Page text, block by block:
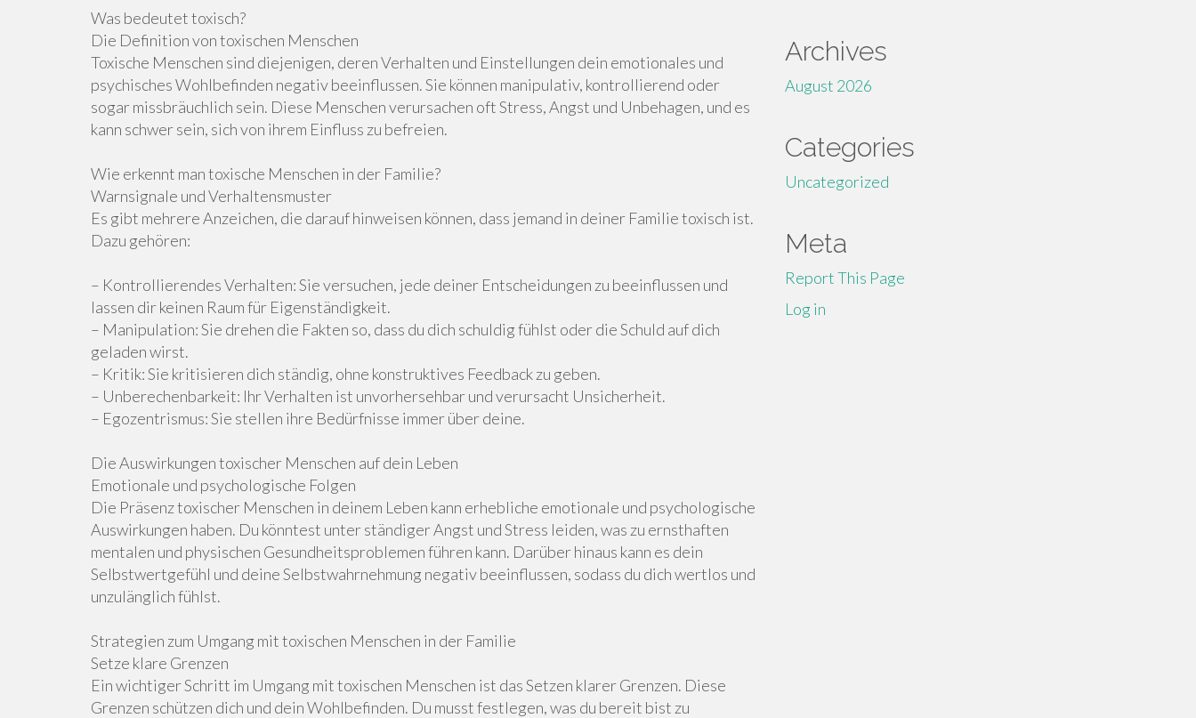
Was bedeutet toxisch?
Die Definition von toxischen Menschen
Toxische Menschen sind diejenigen, deren Verhalten und Einstellungen dein emotionales und
psychisches Wohlbefinden negativ beeinflussen. Sie können manipulativ, kontrollierend oder
sogar missbräuchlich sein. Diese Menschen verursachen oft Stress, Angst und Unbehagen, und es
kann schwer sein, sich von ihrem Einfluss zu befreien.
Wie erkennt man toxische Menschen in der Familie?
Warnsignale und Verhaltensmuster
Es gibt mehrere Anzeichen, die darauf hinweisen können, dass jemand in deiner Familie toxisch ist.
Dazu gehören:
– Kontrollierendes Verhalten: Sie versuchen, jede deiner Entscheidungen zu beeinflussen und
lassen dir keinen Raum für Eigenständigkeit.
– Manipulation: Sie drehen die Fakten so, dass du dich schuldig fühlst oder die Schuld auf dich
geladen wirst.
– Kritik: Sie kritisieren dich ständig, ohne konstruktives Feedback zu geben.
– Unberechenbarkeit: Ihr Verhalten ist unvorhersehbar und verursacht Unsicherheit.
– Egozentrismus: Sie stellen ihre Bedürfnisse immer über deine.
Die Auswirkungen toxischer Menschen auf dein Leben
Emotionale und psychologische Folgen
Die Präsenz toxischer Menschen in deinem Leben kann erhebliche emotionale und psychologische
Auswirkungen haben. Du könntest unter ständiger Angst und Stress leiden, was zu ernsthaften
mentalen und physischen Gesundheitsproblemen führen kann. Darüber hinaus kann es dein
Selbstwertgefühl und deine Selbstwahrnehmung negativ beeinflussen, sodass du dich wertlos und
unzulänglich fühlst.
Strategien zum Umgang mit toxischen Menschen in der Familie
Setze klare Grenzen
Ein wichtiger Schritt im Umgang mit toxischen Menschen ist das Setzen klarer Grenzen. Diese
Grenzen schützen dich und dein Wohlbefinden. Du musst festlegen, was du bereit bist zu
Archives
August 2026
Categories
Uncategorized
Meta
Report This Page
Log in